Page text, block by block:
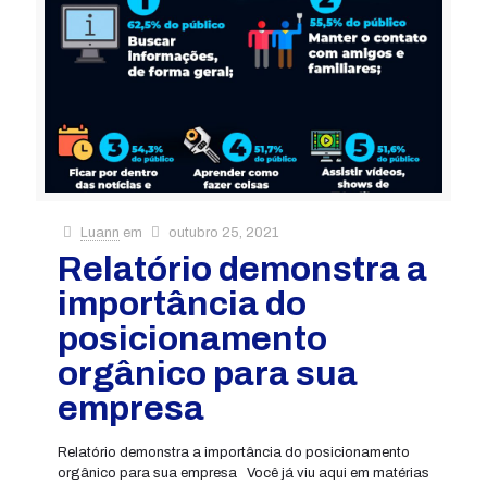
Luann em outubro 25, 2021
Relatório demonstra a
importância do
posicionamento
orgânico para sua
empresa
Relatório demonstra a importância do posicionamento
orgânico para sua empresa Você já viu aqui em matérias